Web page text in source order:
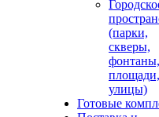
(парки,
скверы,
фонтаны,
площади,
улицы)
Готовые